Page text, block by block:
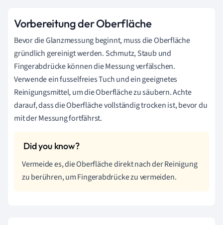
Vorbereitung der Oberfläche
Bevor die Glanzmessung beginnt, muss die Oberfläche
gründlich gereinigt werden. Schmutz, Staub und
Fingerabdrücke können die Messung verfälschen.
Verwende ein fusselfreies Tuch und ein geeignetes
Reinigungsmittel, um die Oberfläche zu säubern. Achte
darauf, dass die Oberfläche vollständig trocken ist, bevor du
mit der Messung fortfährst.
Vermeide es, die Oberfläche direkt nach der Reinigung
zu berühren, um Fingerabdrücke zu vermeiden.